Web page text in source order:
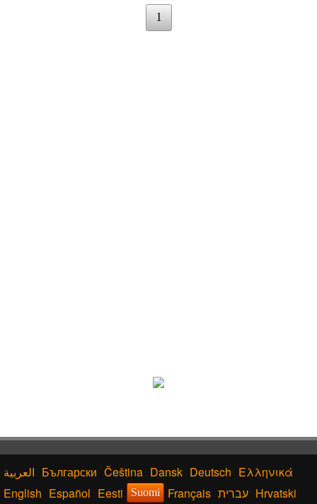
1
Български Čeština Dansk Deutsch Ελληνικά
English Español Eesti Suomi Français עברית Hrvatski